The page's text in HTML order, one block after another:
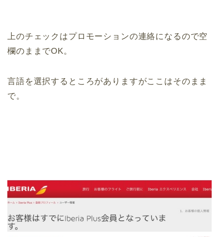
上のチェックはプロモーションの連絡になるので空
欄のままでOK。
言語を選択するところがありますがここはそのまま
で。